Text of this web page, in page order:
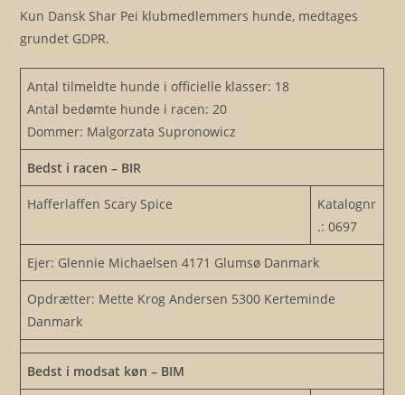
SkipKun Dansk Shar Pei klubmedlemmers hunde, medtages
grundet GDPR.
Antal tilmeldte hunde i officielle klasser: 18
Antal bedømte hunde i racen: 20
Dommer: Malgorzata Supronowicz
Bedst i racen – BIR
Hafferlaffen Scary Spice
Katalognr
.: 0697
Ejer: Glennie Michaelsen 4171 Glumsø Danmark
Opdrætter: Mette Krog Andersen 5300 Kerteminde
Danmark
Bedst i modsat køn – BIM